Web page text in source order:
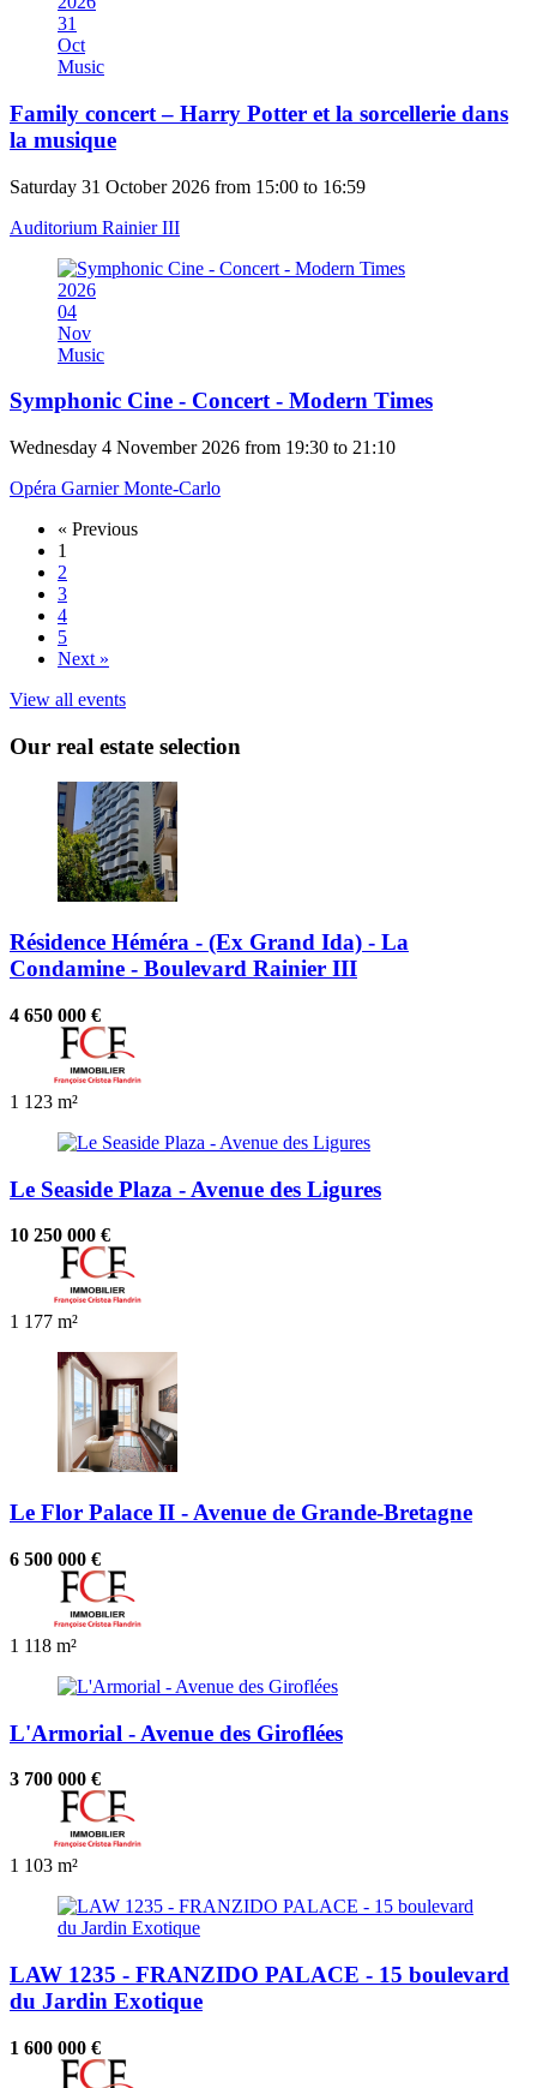
31
Oct
Music
Family concert – Harry Potter et la sorcellerie dans
la musique
Saturday 31 October 2026 from 15:00 to 16:59
Auditorium Rainier III
2026
04
Nov
Music
Symphonic Cine - Concert - Modern Times
Wednesday 4 November 2026 from 19:30 to 21:10
Opéra Garnier Monte-Carlo
« Previous
1
2
3
4
5
Next »
View all events
Our real estate selection
Résidence Héméra - (Ex Grand Ida) - La
Condamine - Boulevard Rainier III
4 650 000 €
1 123 m²
Le Seaside Plaza - Avenue des Ligures
10 250 000 €
1 177 m²
Le Flor Palace II - Avenue de Grande-Bretagne
6 500 000 €
1 118 m²
L'Armorial - Avenue des Giroflées
3 700 000 €
1 103 m²
LAW 1235 - FRANZIDO PALACE - 15 boulevard
du Jardin Exotique
1 600 000 €